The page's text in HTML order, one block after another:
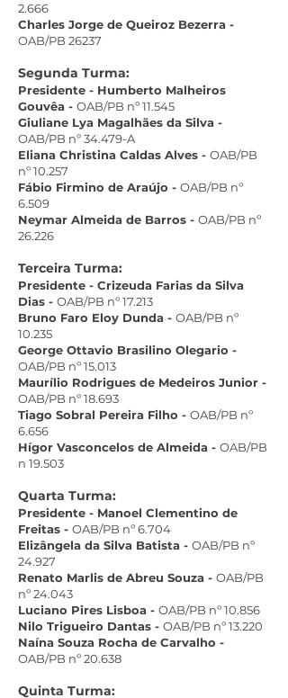
2.666
Charles Jorge de Queiroz Bezerra -
OAB/PB 26237
Segunda Turma:
Presidente - Humberto Malheiros
Gouvêa - OAB/PB nº 11.545
Giuliane Lya Magalhães da Silva -
OAB/PB nº 34.479-A
Eliana Christina Caldas Alves - OAB/PB
nº 10.257
Fábio Firmino de Araújo - OAB/PB nº
6.509
Neymar Almeida de Barros - OAB/PB nº
26.226
Terceira Turma:
Presidente - Crizeuda Farias da Silva
Dias - OAB/PB nº 17.213
Bruno Faro Eloy Dunda - OAB/PB nº
10.235
George Ottavio Brasilino Olegario -
OAB/PB nº 15.013
Maurílio Rodrigues de Medeiros Junior -
OAB/PB nº 18.693
Tiago Sobral Pereira Filho - OAB/PB nº
6.656
Hígor Vasconcelos de Almeida - OAB/PB
n 19.503
Quarta Turma:
Presidente - Manoel Clementino de
Freitas - OAB/PB nº 6.704
Elizângela da Silva Batista - OAB/PB nº
24.927
Renato Marlis de Abreu Souza - OAB/PB
nº 24.043
Luciano Pires Lisboa - OAB/PB nº 10.856
Nilo Trigueiro Dantas - OAB/PB nº 13.220
Naína Souza Rocha de Carvalho -
OAB/PB nº 20.638
Quinta Turma: